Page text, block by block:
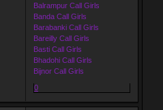
Balrampur Call Girls
Banda Call Girls
Barabanki Call Girls
Bareilly Call Girls
Basti Call Girls
Bhadohi Call Girls
Bijnor Call Girls
0